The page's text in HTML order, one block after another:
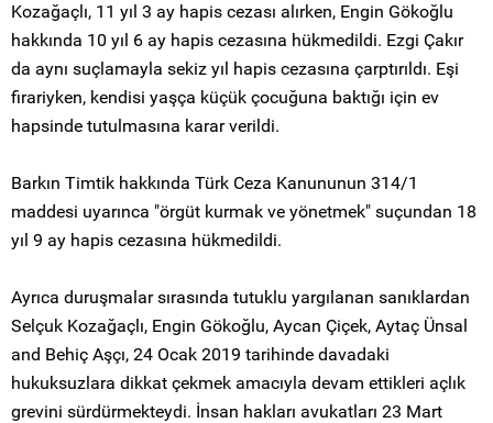
Kozağaçlı, 11 yıl 3 ay hapis cezası alırken, Engin Gökoğlu
hakkında 10 yıl 6 ay hapis cezasına hükmedildi. Ezgi Çakır
da aynı suçlamayla sekiz yıl hapis cezasına çarptırıldı. Eşi
firariyken, kendisi yaşça küçük çocuğuna baktığı için ev
hapsinde tutulmasına karar verildi.
Barkın Timtik hakkında Türk Ceza Kanununun 314/1
maddesi uyarınca "örgüt kurmak ve yönetmek" suçundan 18
yıl 9 ay hapis cezasına hükmedildi.
Ayrıca duruşmalar sırasında tutuklu yargılanan sanıklardan
Selçuk Kozağaçlı, Engin Gökoğlu, Aycan Çiçek, Aytaç Ünsal
and Behiç Aşçı, 24 Ocak 2019 tarihinde davadaki
hukuksuzlara dikkat çekmek amacıyla devam ettikleri açlık
grevini sürdürmekteydi. İnsan hakları avukatları 23 Mart